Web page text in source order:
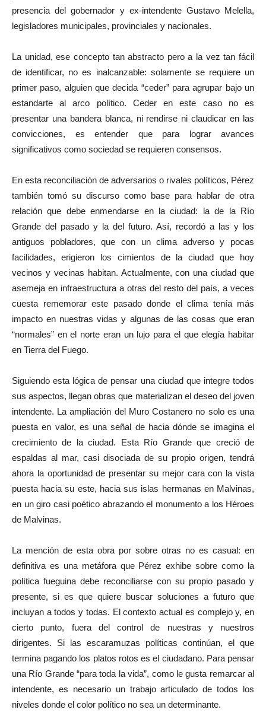
presencia del gobernador y ex-intendente Gustavo Melella,
legisladores municipales, provinciales y nacionales.
La unidad, ese concepto tan abstracto pero a la vez tan fácil
de identificar, no es inalcanzable: solamente se requiere un
primer paso, alguien que decida “ceder” para agrupar bajo un
estandarte al arco político. Ceder en este caso no es
presentar una bandera blanca, ni rendirse ni claudicar en las
convicciones, es entender que para lograr avances
significativos como sociedad se requieren consensos.
En esta reconciliación de adversarios o rivales políticos, Pérez
también tomó su discurso como base para hablar de otra
relación que debe enmendarse en la ciudad: la de la Río
Grande del pasado y la del futuro. Así, recordó a las y los
antiguos pobladores, que con un clima adverso y pocas
facilidades, erigieron los cimientos de la ciudad que hoy
vecinos y vecinas habitan. Actualmente, con una ciudad que
asemeja en infraestructura a otras del resto del país, a veces
cuesta rememorar este pasado donde el clima tenía más
impacto en nuestras vidas y algunas de las cosas que eran
“normales” en el norte eran un lujo para el que elegía habitar
en Tierra del Fuego.
Siguiendo esta lógica de pensar una ciudad que integre todos
sus aspectos, llegan obras que materializan el deseo del joven
intendente. La ampliación del Muro Costanero no solo es una
puesta en valor, es una señal de hacia dónde se imagina el
crecimiento de la ciudad. Esta Río Grande que creció de
espaldas al mar, casi disociada de su propio origen, tendrá
ahora la oportunidad de presentar su mejor cara con la vista
puesta hacia su este, hacia sus islas hermanas en Malvinas,
en un giro casi poético abrazando el monumento a los Héroes
de Malvinas.
La mención de esta obra por sobre otras no es casual: en
definitiva es una metáfora que Pérez exhibe sobre como la
política fueguina debe reconciliarse con su propio pasado y
presente, si es que quiere buscar soluciones a futuro que
incluyan a todos y todas. El contexto actual es complejo y, en
cierto punto, fuera del control de nuestras y nuestros
dirigentes. Si las escaramuzas políticas continúan, el que
termina pagando los platos rotos es el ciudadano. Para pensar
una Río Grande “para toda la vida”, como le gusta remarcar al
intendente, es necesario un trabajo articulado de todos los
niveles donde el color político no sea un determinante.